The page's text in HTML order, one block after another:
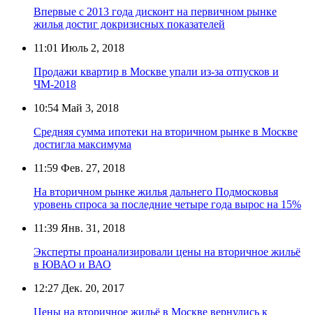
Впервые с 2013 года дисконт на первичном рынке
жилья достиг докризисных показателей
11:01 Июль 2, 2018
Продажи квартир в Москве упали из-за отпусков и
ЧМ-2018
10:54 Май 3, 2018
Cредняя сумма ипотеки на вторичном рынке в Москве
достигла максимума
11:59 Фев. 27, 2018
На вторичном рынке жилья дальнего Подмосковья
уровень спроса за последние четыре года вырос на 15%
11:39 Янв. 31, 2018
Эксперты проанализировали цены на вторичное жильё
в ЮВАО и ВАО
12:27 Дек. 20, 2017
Цены на вторичное жильё в Москве вернулись к